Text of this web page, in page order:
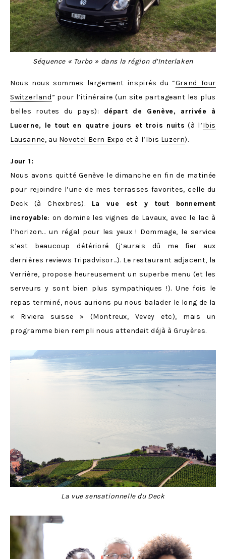
Séquence « Turbo » dans la région d’Interlaken
Nous nous sommes largement inspirés du “Grand Tour
Switzerland” pour l’itinéraire (un site partageant les plus
belles routes du pays): départ de Genève, arrivée à
Lucerne, le tout en quatre jours et trois nuits (à l’Ibis
Lausanne, au Novotel Bern Expo et à l’Ibis Luzern).
Jour 1:
Nous avons quitté Genève le dimanche en fin de matinée
pour rejoindre l’une de mes terrasses favorites, celle du
Deck (à Chexbres). La vue est y tout bonnement
incroyable: on domine les vignes de Lavaux, avec le lac à
l’horizon… un régal pour les yeux ! Dommage, le service
s’est beaucoup détérioré (j’aurais dû me fier aux
dernières reviews Tripadvisor…). Le restaurant adjacent, la
Verrière, propose heureusement un superbe menu (et les
serveurs y sont bien plus sympathiques !). Une fois le
repas terminé, nous aurions pu nous balader le long de la
« Riviera suisse » (Montreux, Vevey etc), mais un
programme bien rempli nous attendait déjà à Gruyères.
La vue sensationnelle du Deck